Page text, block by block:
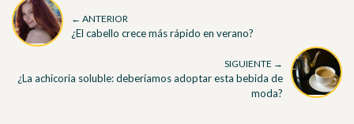
← ANTERIOR
¿El cabello crece más rápido en verano?
SIGUIENTE →
¿La achicoria soluble: deberíamos adoptar esta bebida de
moda?